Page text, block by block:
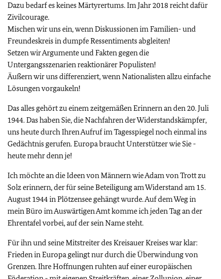
Dazu bedarf es keines Märtyrertums. Im Jahr 2018 reicht dafür
Zivilcourage.
Mischen wir uns ein, wenn Diskussionen im Familien- und
Freundeskreis in dumpfe Ressentiments abgleiten!
Setzen wir Argumente und Fakten gegen die
Untergangsszenarien reaktionärer Populisten!
Äußern wir uns differenziert, wenn Nationalisten allzu einfache
Lösungen vorgaukeln!
Das alles gehört zu einem zeitgemäßen Erinnern an den 20. Juli
1944. Das haben Sie, die Nachfahren der Widerstandskämpfer,
uns heute durch Ihren Aufruf im Tagesspiegel noch einmal ins
Gedächtnis gerufen. Europa braucht Unterstützer wie Sie -
heute mehr denn je!
Ich möchte an die Ideen von Männern wie Adam von Trott zu
Solz erinnern, der für seine Beteiligung am Widerstand am 15.
August 1944 in Plötzensee gehängt wurde. Auf dem Weg in
mein Büro im Auswärtigen Amt komme ich jeden Tag an der
Ehrentafel vorbei, auf der sein Name steht.
Für ihn und seine Mitstreiter des Kreisauer Kreises war klar:
Frieden in Europa gelingt nur durch die Überwindung von
Grenzen. Ihre Hoffnungen ruhten auf einer europäischen